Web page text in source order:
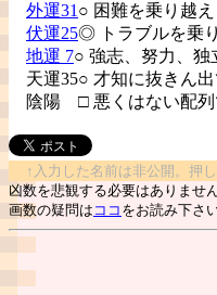
外運31 ○ 困難を乗り越
伏運25◎ トラブルを乗
地運 7○ 強志、努力、独
天運35○ 才知に抜きん出
陰陽 □ 悪くはない配列
↑入力した名前は非公開。押
凶数を悲観する必要はありませ
画数の疑問は ココ をお読み下さい